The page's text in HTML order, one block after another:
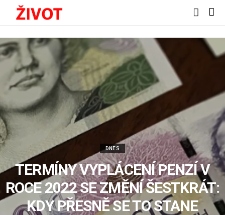
DNES
TERMÍNY VYPLÁCENÍ PENZÍ V
ROCE 2022 SE ZMĚNÍ ŠESTKRÁT:
KDY PŘESNĚ SE TO STANE